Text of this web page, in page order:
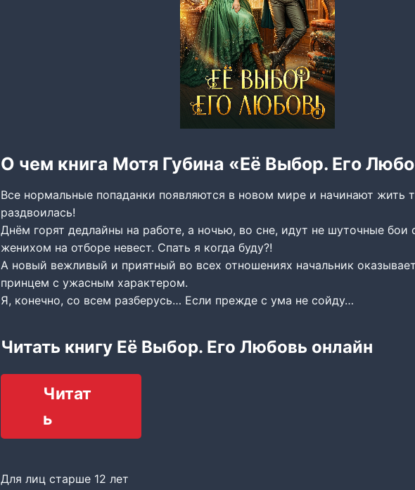
О чем книга Мотя Губина «Её Выбор. Его
Все нормальные попаданки появляются в новом мире и начинают жить
раздвоилась!
Днём горят дедлайны на работе, а ночью, во сне, идут не шуточные бои
женихом на отборе невест. Спать я когда буду?!
А новый вежливый и приятный во всех отношениях начальник
принцем с ужасным характером.
Я, конечно, со всем разберусь… Если прежде с ума не сойду…
Читать книгу Её Выбор. Его Любовь онлайн
Читат
ь
Для лиц старше 12 лет